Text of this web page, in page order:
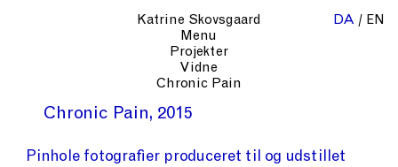
Katrine Skovsgaard
Menu
Projekter
Vidne
Chronic Pain
DA EN
Chronic Pain 2015
Pinhole fotografier produceret til og udstillet